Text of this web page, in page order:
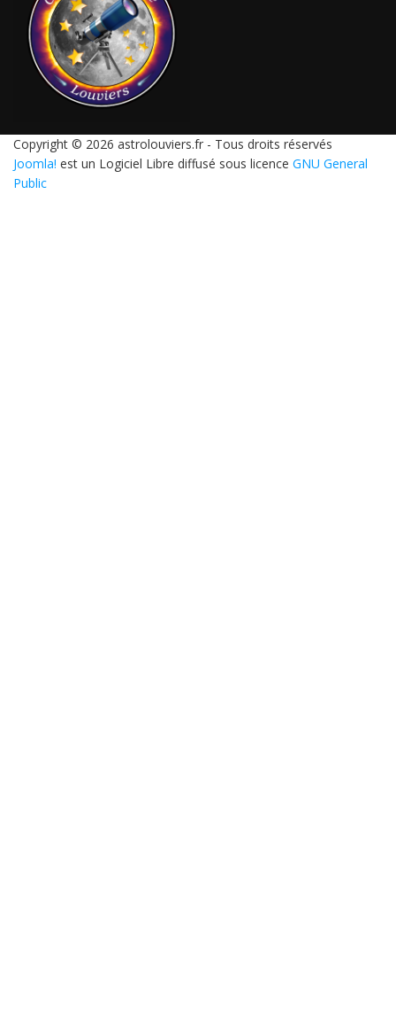
Copyright © 2026 astrolouviers.fr - Tous droits réservés
Joomla! est un Logiciel Libre diffusé sous licence GNU General
Public